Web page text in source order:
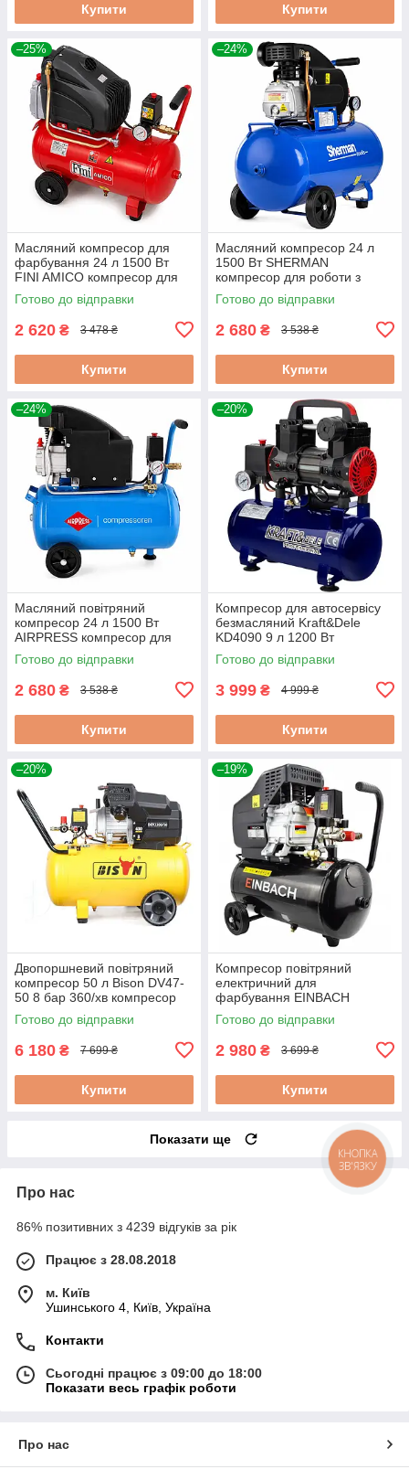
Купити Купити
–25%
Масляний компресор для
фарбування 24 л 1500 Вт
FINI AMICO компресор для
фарбопульта та
фарбувальної роботи
Готово до відправки
2 620 ₴ 3 478 ₴
Купити
–24%
Масляний компресор 24 л
1500 Вт SHERMAN
компресор для роботи з
пневматичним пістолетом
Готово до відправки
2 680 ₴ 3 538 ₴
Купити
–24%
Масляний повітряний
компресор 24 л 1500 Вт
AIRPRESS компресор для
майстерні та гаража
Готово до відправки
2 680 ₴ 3 538 ₴
Купити
–20%
Компресор для автосервісу
безмасляний Kraft&Dele
KD4090 9 л 1200 Вт
поршневий компресор для
шиномонтажу
Готово до відправки
3 999 ₴ 4 999 ₴
Купити
–20%
Двопоршневий повітряний
компресор 50 л Bison DV47-
50 8 бар 360/хв компресор
повітряний електричний
масляний компресор
Готово до відправки
6 180 ₴ 7 699 ₴
Купити
–19%
Компресор повітряний
електричний для
фарбування EINBACH
компресор повітряний
побутовий 24л повітряний
Готово до відправки
2 980 ₴ 3 699 ₴
Купити
Показати ще
Про нас
86% позитивних з 4239 відгуків за рік
Працює з 28.08.2018
м. Київ
Ушинського 4, Київ, Україна
Контакти
Сьогодні працює з 09:00 до 18:00
Показати весь графік роботи
Про нас
КНОПКА
ЗВ'ЯЗКУ